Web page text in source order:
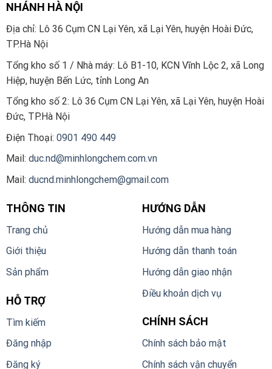
NHÁNH HÀ NỘI
Địa chỉ: Lô 36 Cụm CN Lại Yên, xã Lại Yên, huyện Hoài Đức,
TP.Hà Nội
Tổng kho số 1 / Nhà máy: Lô B1-10, KCN Vĩnh Lộc 2, xã Long
Hiệp, huyện Bến Lức, tỉnh Long An
Tổng kho số 2: Lô 36 Cụm CN Lại Yên, xã Lại Yên, huyện Hoài
Đức, TP.Hà Nội
Điện Thoại: 0901 490 449
Mail: duc.nd@minhlongchem.com.vn
Mail: ducnd.minhlongchem@gmail.com
THÔNG TIN
Trang chủ
Giới thiệu
Sản phẩm
HỖ TRỢ
Tìm kiếm
Đăng nhập
Đăng ký
HƯỚNG DẪN
Hướng dẫn mua hàng
Hướng dẫn thanh toán
Hướng dẫn giao nhận
Điều khoản dịch vụ
CHÍNH SÁCH
Chính sách bảo mật
Chính sách vận chuyển